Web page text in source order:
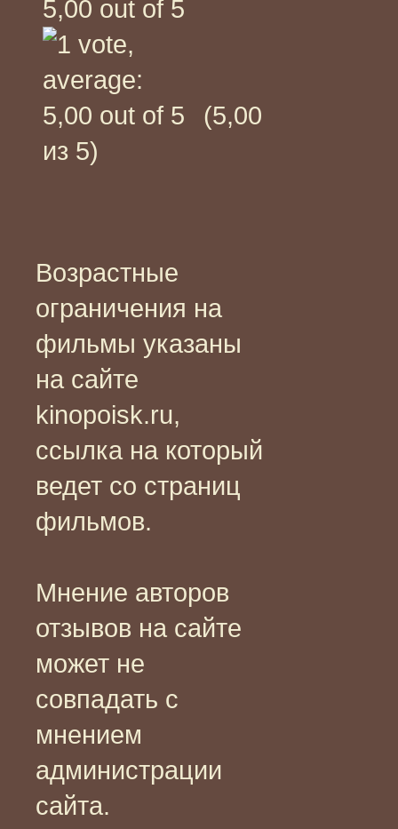
(5,00
из 5)
Возрастные
ограничения на
фильмы указаны
на сайте
kinopoisk.ru,
ссылка на который
ведет со страниц
фильмов.
Мнение авторов
отзывов на сайте
может не
совпадать с
мнением
администрации
сайта.